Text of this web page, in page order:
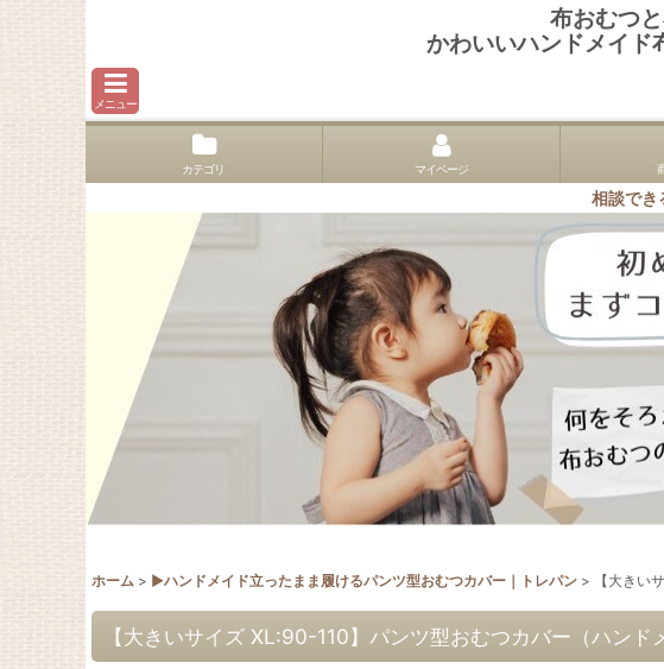
布おむつ
かわいいハンドメイド
メニュー
カテゴリ マイページ
相談で
ホーム > ▶︎ハンドメイド立ったまま履けるパンツ型おむつカバー｜トレパン > 【大きい
【大きいサイズ XL:90-110】パンツ型おむつカバー（ハンド